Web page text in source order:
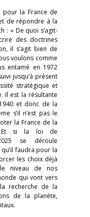
pour la France de
de répondre à la
: « De quoi s’agit-
des doctrines
il s’agit bien de
voulons comme
entamé en 1972
jusqu’à présent
stratégique et
Il est la résultante
et donc de la
s’il n’est pas le
la France de la
Et si la loi de
se déroule
faudra pour la
les choix déjà
niveau de nos
qui vont vers
recherche de la
de la planète,